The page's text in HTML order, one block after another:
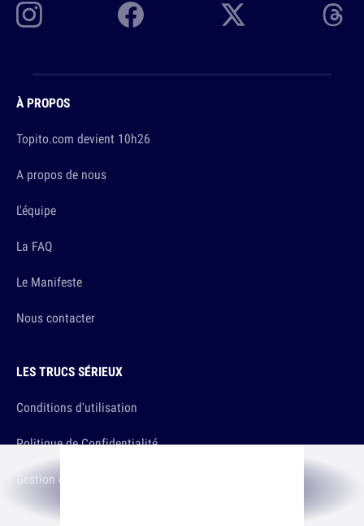
À PROPOS
Topito.com devient 10h26
A propos de nous
L'équipe
La FAQ
Le Manifeste
Nous contacter
LES TRUCS SÉRIEUX
Conditions d'utilisation
Politique de Confidentialité
Gestion de la Confidentialité